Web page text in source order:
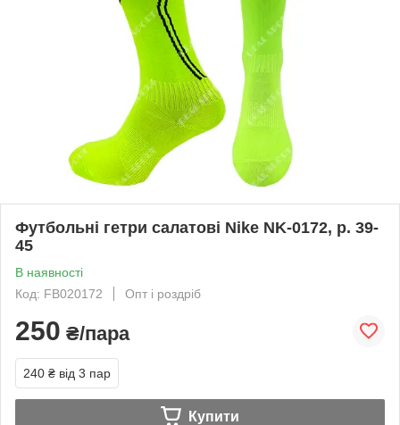
Футбольні гетри салатові Nike NK-0172, р. 39-
45
В наявності
Код: FB020172
Опт і роздріб
250 ₴/пара
240 ₴ від 3 пар
Купити